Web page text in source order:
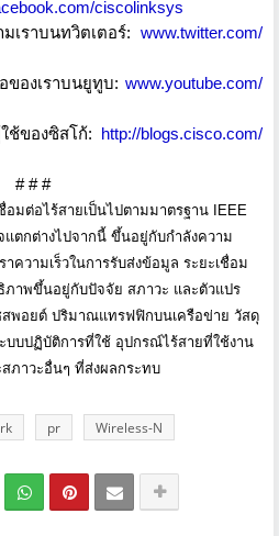
ciscolinksys
เราบนทวิตเตอร์: www.twitter.com/
ของเราบนยูทูบ: www.youtube.com/
ช้ของซิสโก้: http://blogs.cisco.com/
# # #
อมต่อไร้สายเป็นไปตามมาตรฐาน
IEEE
แตกต่างไปจากนี้ ขึ้นอยู่กับกำลังความ
ความเร็วในการรับส่งข้อมูล ระยะเชื่อม
าพขึ้นอยู่กับปัจจัย สภาวะ และตัวแปร
สพอยต์ ปริมาณแทรฟฟิกบนเครือข่าย วัสดุ
บบปฏิบัติการที่ใช้ อุปกรณ์ไร้สายที่ใช้งาน
ภาวะอื่นๆ ที่ส่งผลกระทบ
pr Wireless-N